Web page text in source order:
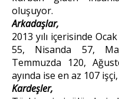
oluşuyor.
Arkadaşlar,
2013 yılı içerisinde
55, Nisanda 57,
Temmuzda 120,
ayında ise en az 107
Kardeşler,